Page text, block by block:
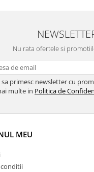
Nu rata ofertele si
sa primesc newsletter cu
multe in Politica de
MEU